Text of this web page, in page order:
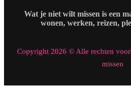
Wat je niet wilt missen is een
wonen, werken, reizen,
Copyright 2026 © Alle rechten
missen